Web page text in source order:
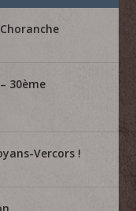
30ème
Vercors !